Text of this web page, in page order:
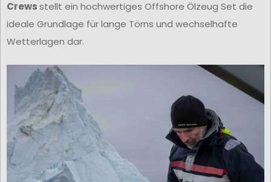
Crewsstellt ein hochwertiges Offshore Ölzeug Set die
ideale Grundlage für lange Törns und wechselhafte
Wetterlagen dar.